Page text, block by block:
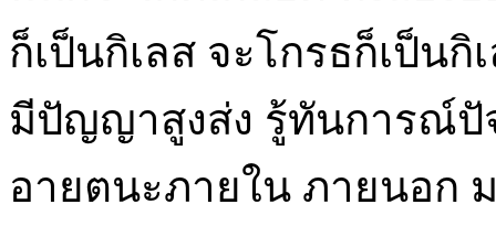
ก็เป็นกิเลส จะโกรธก็เป็น
มีปัญญาสูงส่ง รู้ทันการณ์ปั
อายตนะภายใน ภายนอก